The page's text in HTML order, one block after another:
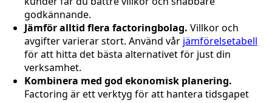
godkännande.
Jämför alltid flera factoringbolag. Villkor och
avgifter varierar stort. Använd vår jämförelsetabell
för att hitta det bästa alternativet för just din
verksamhet.
Kombinera med god ekonomisk planering.
Factoring är ett verktyg för att hantera tidsgapet